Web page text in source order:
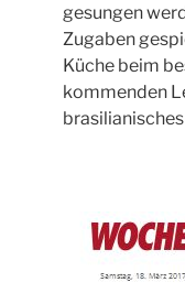
gesungen
Zugaben
Küche beim
kommenden